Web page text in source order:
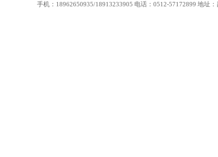
手机：18962650935/18913233905 电话：0512-57172899 地址